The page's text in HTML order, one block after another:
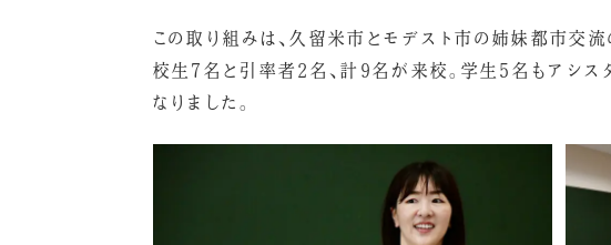
この取り組みは、久留米市とモデスト市の姉妹都市交
校生7名と引率者2名、計9名が来校。学生5名もアシス
なりました。